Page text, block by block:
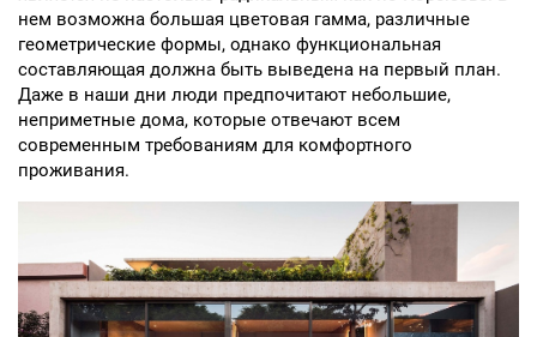
нем возможна большая цветовая гамма, различные
геометрические формы, однако функциональная
составляющая должна быть выведена на первый план.
Даже в наши дни люди предпочитают небольшие,
неприметные дома, которые отвечают всем
современным требованиям для комфортного
проживания.